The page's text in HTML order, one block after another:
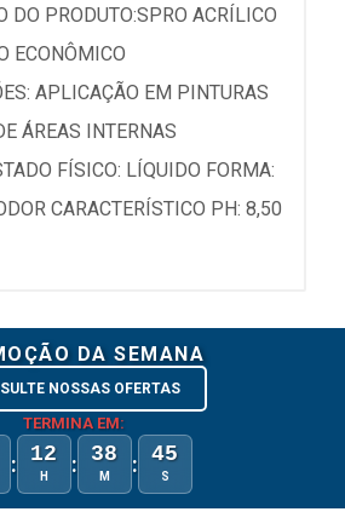
DO PRODUTO:SPRO ACRÍLICO
ECONÔMICO
APLICAÇÃO EM PINTURAS
ÁREAS INTERNAS
FÍSICO: LÍQUIDO FORMA:
CARACTERÍSTICO PH: 8,50
DA SEMANA
NOSSAS OFERTAS
TERMINA EM:
: 12
H : 38
M : 44
S